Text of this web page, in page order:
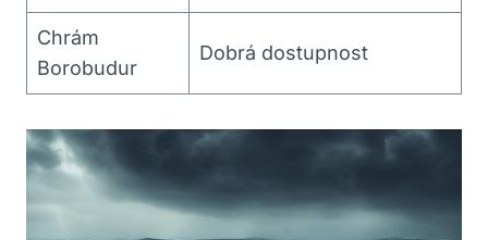
Chrám
Borobudur
Dobrá dostupnost